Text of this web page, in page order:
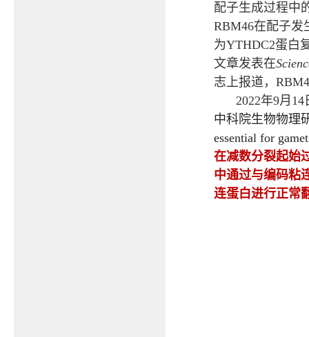
配子生成过程中
RBM46在配子发
为YTHDC2蛋白
文章发表在
志上报道，
2022年9月 14
中科院生物物理
essential for
在减数分裂起始
中通过与编码粘
连蛋白进行正常